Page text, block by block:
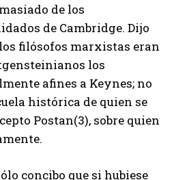
de los
de Cambridge. Dijo
filósofos marxistas eran
los
afines a Keynes; no
histórica de quien se
Postan(3), sobre quien
concibo que si hubiese